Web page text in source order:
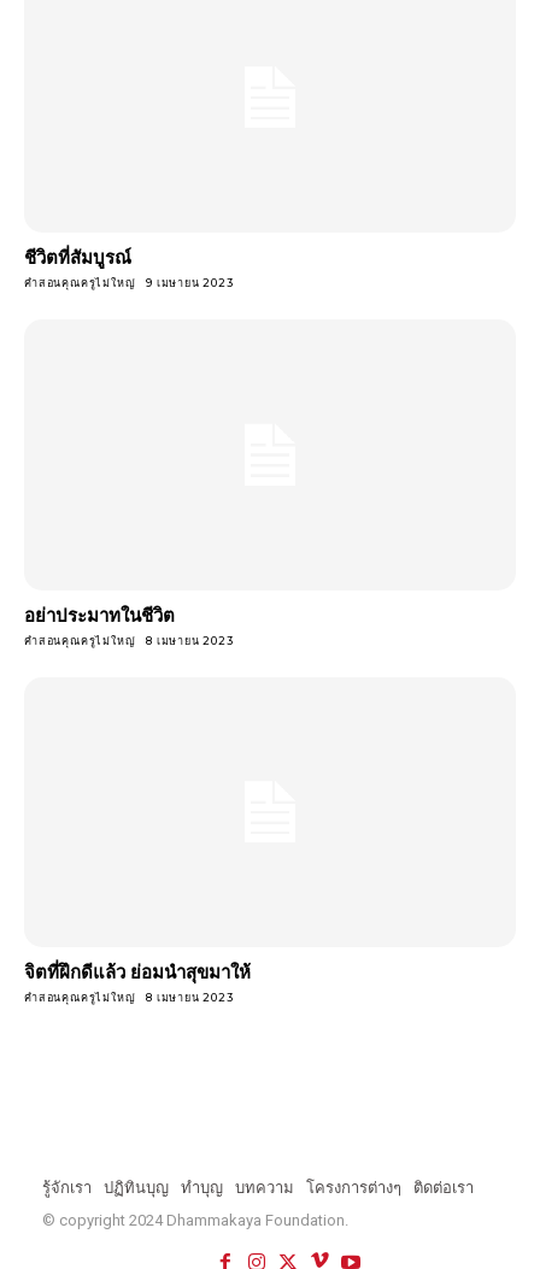
ชีวิตที่สัมบูรณ์
คำสอนคุณครูไม่ใหญ่ 9 เมษายน 2023
อย่าประมาทในชีวิต
คำสอนคุณครูไม่ใหญ่ 8 เมษายน 2023
จิตที่ฝึกดีแล้ว ย่อมนําสุขมาให้
คำสอนคุณครูไม่ใหญ่ 8 เมษายน 2023
รู้จักเรา ปฏิทินบุญ ทำบุญ บทความ โครงการต่างๆ
ติดต่อเรา
© copyright 2024 Dhammakaya Foundation.